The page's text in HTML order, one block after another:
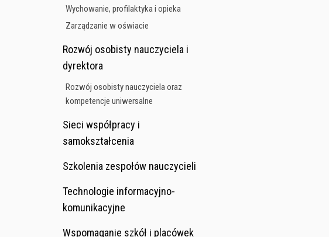
Wychowanie, profilaktyka i opieka
Zarządzanie w oświacie
Rozwój osobisty nauczyciela i
dyrektora
Rozwój osobisty nauczyciela oraz
kompetencje uniwersalne
Sieci współpracy i
samokształcenia
Szkolenia zespołów nauczycieli
Technologie informacyjno-
komunikacyjne
Wspomaganie szkół i placówek